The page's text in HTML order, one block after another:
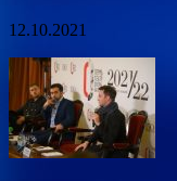
12.10.2021